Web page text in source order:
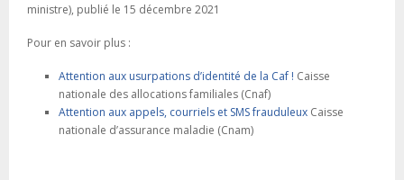
ministre), publié le 15 décembre 2021
Pour en savoir plus :
Attention aux usurpations d’identité de la Caf ! Caisse
nationale des allocations familiales (Cnaf)
Attention aux appels, courriels et SMS frauduleux Caisse
nationale d’assurance maladie (Cnam)